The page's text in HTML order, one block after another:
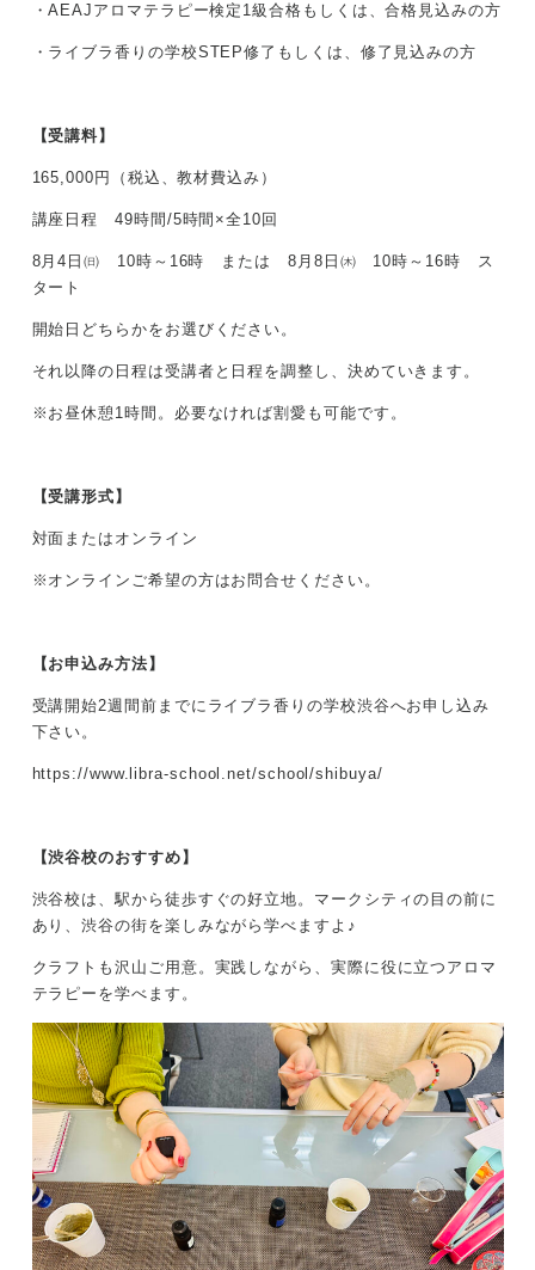
・AEAJアロマテラピー検定1級合格もしくは、合格見込みの方
・ライブラ香りの学校STEP修了もしくは、修了見込みの方
【受講料】
165,000円（税込、教材費込み）
講座日程 49時間/5時間×全10回
8月4日㈰ 10時～16時 または 8月8日㈭ 10時～16時 ス
タート
開始日どちらかをお選びください。
それ以降の日程は受講者と日程を調整し、決めていきます。
※お昼休憩1時間。必要なければ割愛も可能です。
【受講形式】
対面またはオンライン
※オンラインご希望の方はお問合せください。
【お申込み方法】
受講開始2週間前までにライブラ香りの学校渋谷へお申し込み
下さい。
https://www.libra-school.net/school/shibuya/
【渋谷校のおすすめ】
渋谷校は、駅から徒歩すぐの好立地。マークシティの目の前に
あり、渋谷の街を楽しみながら学べますよ♪
クラフトも沢山ご用意。実践しながら、実際に役に立つアロマ
テラピーを学べます。